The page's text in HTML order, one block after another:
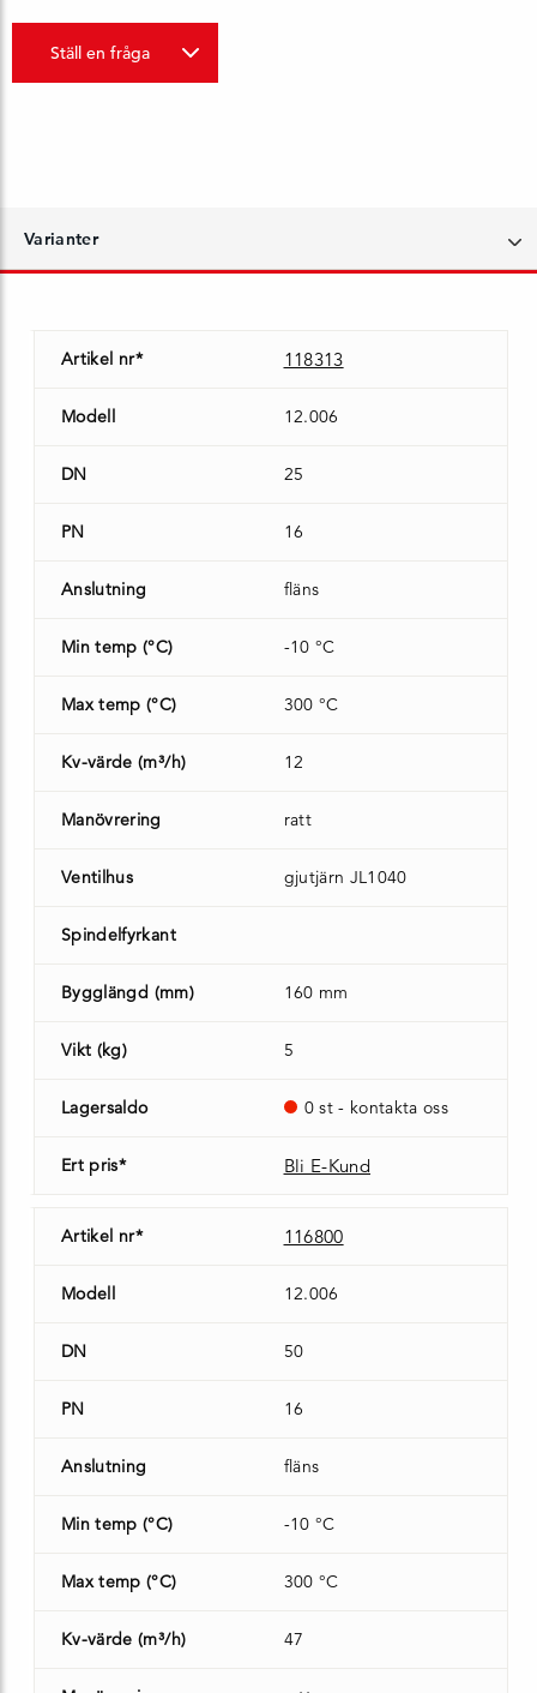
Ställ en fråga
Varianter
Artikel nr* 118313
Modell 12.006
DN 25
PN 16
Anslutning fläns
Min temp (°C) -10 °C
Max temp (°C) 300 °C
Kv-värde (m³/h) 12
Manövrering ratt
Ventilhus gjutjärn JL1040
Spindelfyrkant
Bygglängd (mm) 160 mm
Vikt (kg) 5
Lagersaldo 0 st - kontakta oss
Ert pris* Bli E-Kund
Artikel nr* 116800
Modell 12.006
DN 50
PN 16
Anslutning fläns
Min temp (°C) -10 °C
Max temp (°C) 300 °C
Kv-värde (m³/h) 47